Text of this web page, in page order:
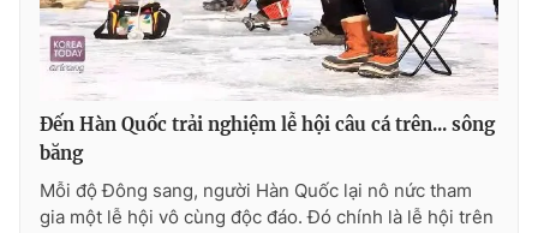
Đến Hàn Quốc trải nghiệm lễ hội câu cá trên... sông
băng
Mỗi độ Đông sang, người Hàn Quốc lại nô nức tham
gia một lễ hội vô cùng độc đáo. Đó chính là lễ hội trên